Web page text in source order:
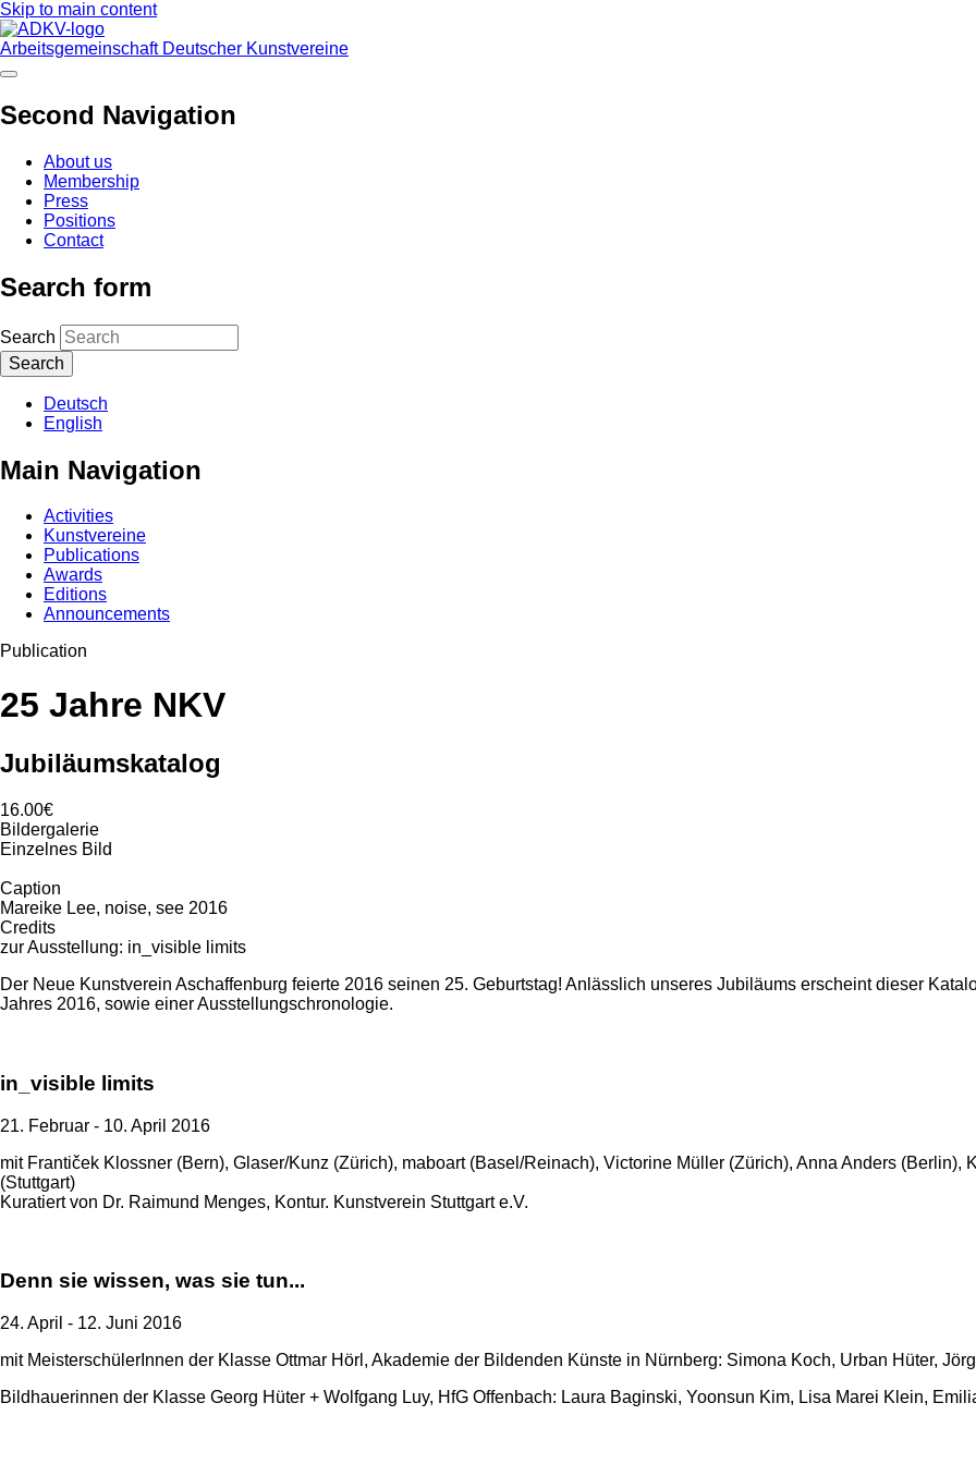
Skip to main content
Arbeitsgemeinschaft Deutscher Kunstvereine
Second Navigation
About us
Membership
Press
Positions
Contact
Search form
Search
Deutsch
English
Main Navigation
Activities
Kunstvereine
Publications
Awards
Editions
Announcements
Publication
25 Jahre NKV
Jubiläumskatalog
16.00€
Bildergalerie
Einzelnes Bild
Caption
Mareike Lee, noise, see 2016
Credits
zur Ausstellung: in_visible limits
Der Neue Kunstverein Aschaffenburg feierte 2016 seinen 25. Geburtstag! Anlässlich unseres Jubiläums erscheint dieser
Jahres 2016, sowie einer Ausstellungschronologie.
in_visible limits
21. Februar - 10. April 2016
mit Frantiček Klossner (Bern), Glaser/Kunz (Zürich), maboart (Basel/Reinach), Victorine Müller (Zürich), Anna Anders
(Stuttgart)
Kuratiert von Dr. Raimund Menges, Kontur. Kunstverein Stuttgart e.V.
Denn sie wissen, was sie tun...
24. April - 12. Juni 2016
mit MeisterschülerInnen der Klasse Ottmar Hörl, Akademie der Bildenden Künste in Nürnberg: Simona Koch, Urban Hüter,
Bildhauerinnen der Klasse Georg Hüter + Wolfgang Luy, HfG Offenbach: Laura Baginski, Yoonsun Kim, Lisa Marei Klein,